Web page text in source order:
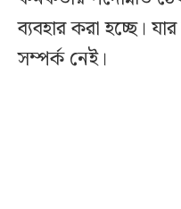
ব্যবহার করা হচ্ছে।
সম্পর্ক নেই।